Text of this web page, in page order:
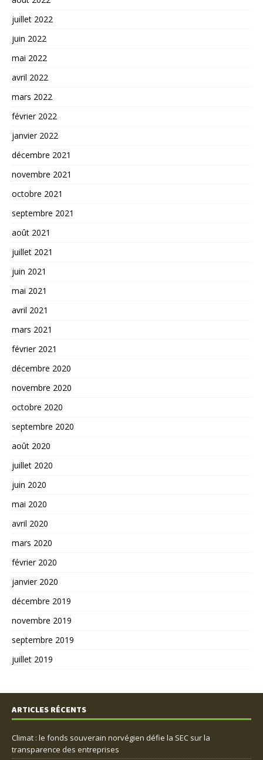
juillet 2022
juin 2022
mai 2022
avril 2022
mars 2022
février 2022
janvier 2022
décembre 2021
novembre 2021
octobre 2021
septembre 2021
août 2021
juillet 2021
juin 2021
mai 2021
avril 2021
mars 2021
février 2021
décembre 2020
novembre 2020
octobre 2020
septembre 2020
août 2020
juillet 2020
juin 2020
mai 2020
avril 2020
mars 2020
février 2020
janvier 2020
décembre 2019
novembre 2019
septembre 2019
juillet 2019
ARTICLES RÉCENTS
Climat : le fonds souverain norvégien défie la SEC sur la
transparence des entreprises